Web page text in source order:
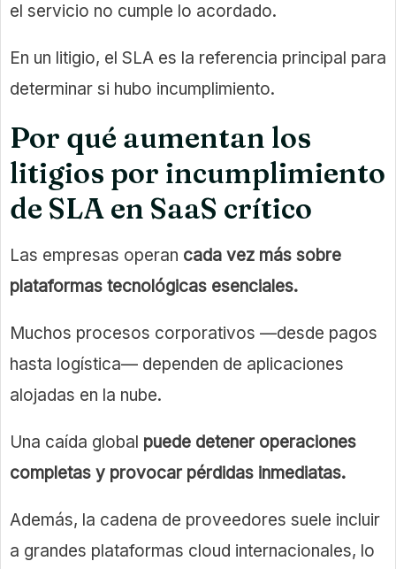
el servicio no cumple lo acordado.
En un litigio, el SLA es la referencia principal para
determinar si hubo incumplimiento.
Por qué aumentan los
litigios por incumplimiento
de SLA en SaaS crítico
Las empresas operan cada vez más sobre
plataformas tecnológicas esenciales.
Muchos procesos corporativos —desde pagos
hasta logística— dependen de aplicaciones
alojadas en la nube.
Una caída global puede detener operaciones
completas y provocar pérdidas inmediatas.
Además, la cadena de proveedores suele incluir
a grandes plataformas cloud internacionales, lo